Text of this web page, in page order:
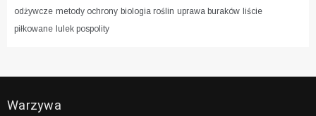
odżywcze metody ochrony biologia roślin uprawa buraków liście
piłkowane lulek pospolity
Warzywa